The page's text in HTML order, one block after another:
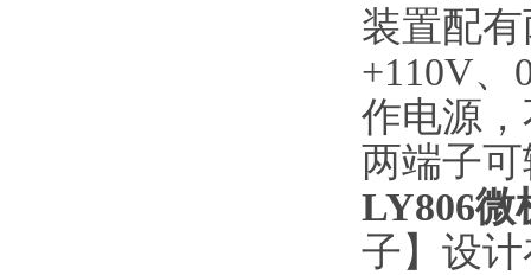
装置配
+110V、
作电源
两端子
LY806微
子】设